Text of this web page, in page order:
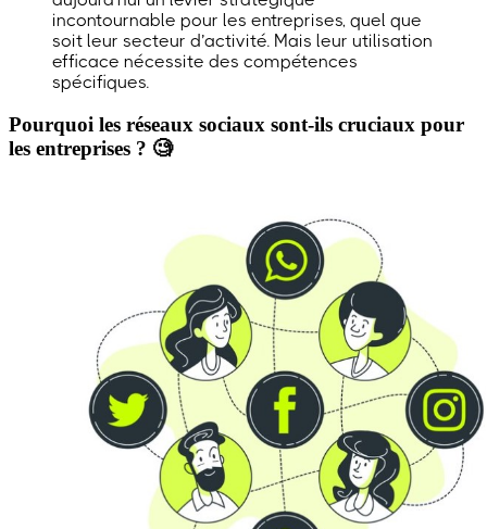
incontournable pour les entreprises, quel que
soit leur secteur d’activité. Mais leur utilisation
efficace nécessite des compétences
spécifiques.
Pourquoi les réseaux sociaux sont-ils cruciaux pour
les entreprises ? 🧐